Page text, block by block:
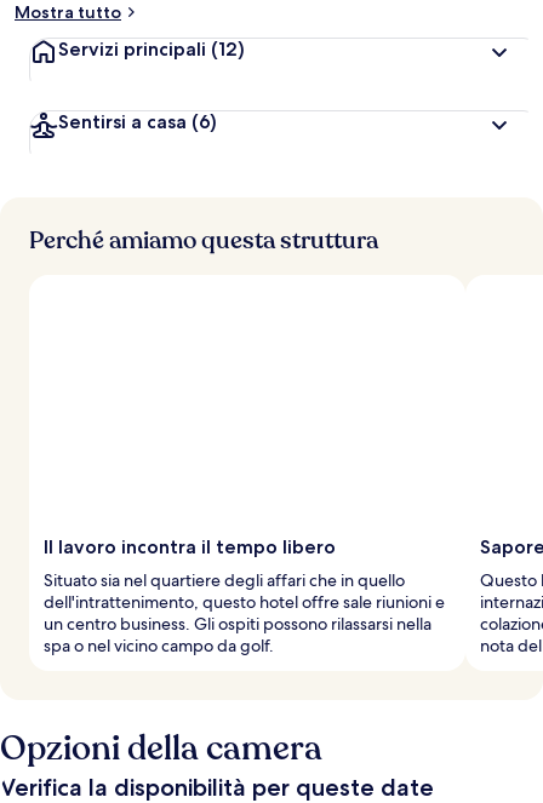
Mostra tutto
Servizi principali (12)
Sentirsi a casa (6)
Perché amiamo questa struttura
Il lavoro incontra il tempo libero
Situato sia nel quartiere degli affari che in quello
dell'intrattenimento, questo hotel offre sale riunioni e
un centro business. Gli ospiti possono rilassarsi nella
spa o nel vicino campo da golf.
Questo
nota
Opzioni della camera
Verifica la disponibilità per queste date